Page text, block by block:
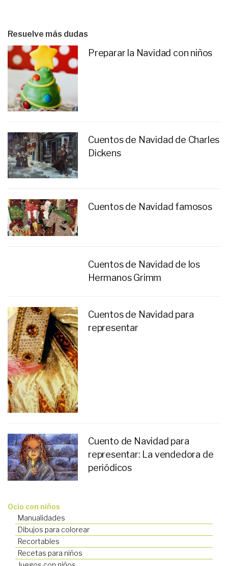
Resuelve más dudas
Preparar la Navidad con niños
Cuentos de Navidad de Charles
Dickens
Cuentos de Navidad famosos
Cuentos de Navidad de los
Hermanos Grimm
Cuentos de Navidad para
representar
Cuento de Navidad para
representar: La vendedora de
periódicos
Ocio con niños
Manualidades
Dibujos para colorear
Recortables
Recetas para niños